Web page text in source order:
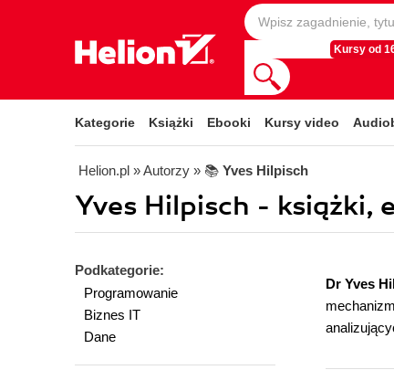
Kursy od
Kategorie Książki Ebooki Kursy video
Helion.pl » Autorzy » 📚 Yves Hilpisch
Yves Hilpisch - książki,
Podkategorie:
Programowanie
Biznes IT
Dane
Dr Yves